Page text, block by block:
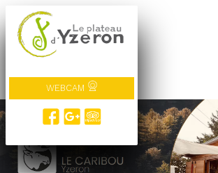
WEBCAM